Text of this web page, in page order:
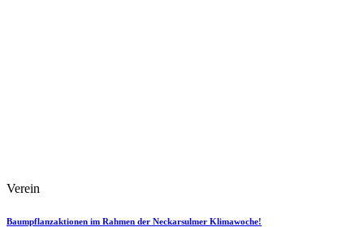
Verein
Baumpflanzaktionen im Rahmen der Neckarsulmer Klimawoche!